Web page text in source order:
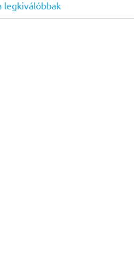
legkiválóbbak